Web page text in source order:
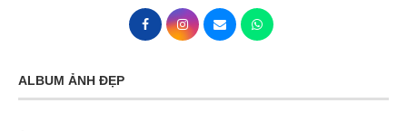
ALBUM ẢNH ĐẸP